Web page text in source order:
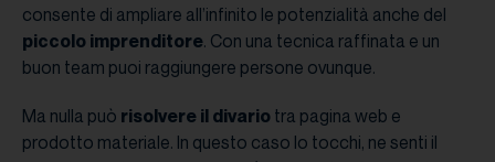
consente di ampliare all’infinito le potenzialità anche del
piccolo imprenditore. Con una tecnica raffinata e un
buon team puoi raggiungere persone ovunque.
Ma nulla può risolvere il divario tra pagina web e
prodotto materiale. In questo caso lo tocchi, ne senti il